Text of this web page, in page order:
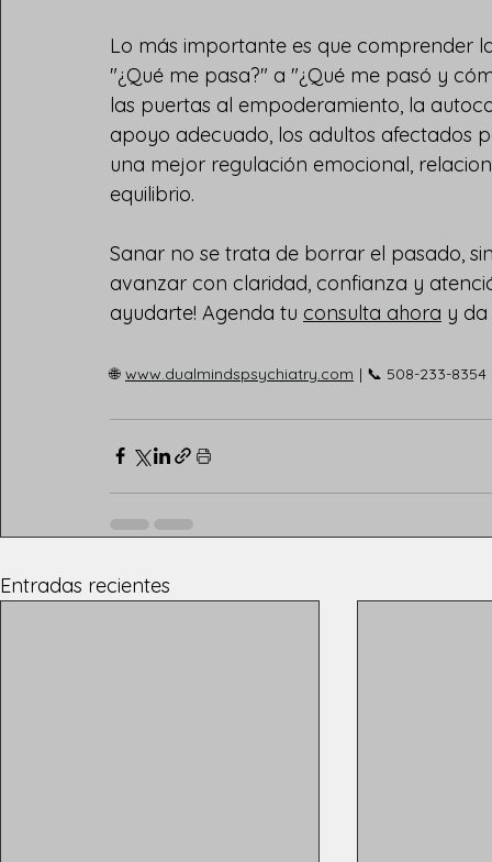
Lo más importante es que comprender
"¿Qué me pasa?" a "¿Qué me pasó y
las puertas al empoderamiento, la
apoyo adecuado, los adultos afectados
una mejor regulación emocional,
equilibrio.
Sanar no se trata de borrar el pasado,
avanzar con claridad, confianza y
ayudarte! Agenda tu consulta ahora y
🌐 www.dualmindspsychiatry.com | 📞 508-233-8354
Entradas recientes